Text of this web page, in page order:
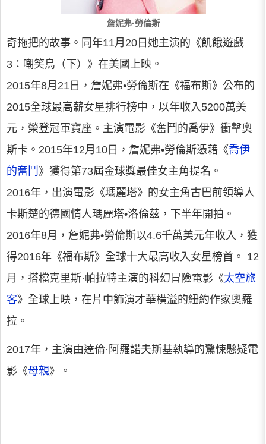
詹妮弗·勞倫斯
奇拖把的故事。同年11月20日她主演的《飢餓遊戲
3：嘲笑鳥（下）》在美國上映。
2015年8月21日，詹妮弗•勞倫斯在《福布斯》公布的
2015全球最高薪女星排行榜中，以年收入5200萬美
元，榮登冠軍寶座。主演電影《奮鬥的喬伊》衝擊奧
斯卡。2015年12月10日，詹妮弗•勞倫斯憑藉《喬伊
的奮鬥 》獲得第73屆金球獎最佳女主角提名。
2016年，出演電影《瑪麗塔》的女主角古巴前領導人
卡斯楚的德國情人瑪麗塔•洛倫茲，下半年開拍。
2016年8月，詹妮弗•勞倫斯以4.6千萬美元年收入，獲
得2016年《福布斯》全球十大最高收入女星榜首。 12
月，搭檔克里斯·帕拉特主演的科幻冒險電影《太空旅
客》全球上映，在片中飾演才華橫溢的紐約作家奧羅
拉。
2017年，主演由達倫·阿羅諾夫斯基執導的驚悚懸疑電
影《母親》。